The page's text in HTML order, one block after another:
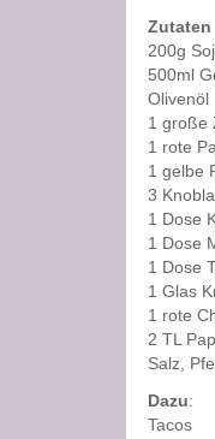
Zutaten
200g
500ml
Olivenöl
1 große
1 rote
1 gelbe
3
1 Dose
1 Dose
1 Dose
1 Glas
1 rote
2 TL
Salz,
Dazu:
Tacos